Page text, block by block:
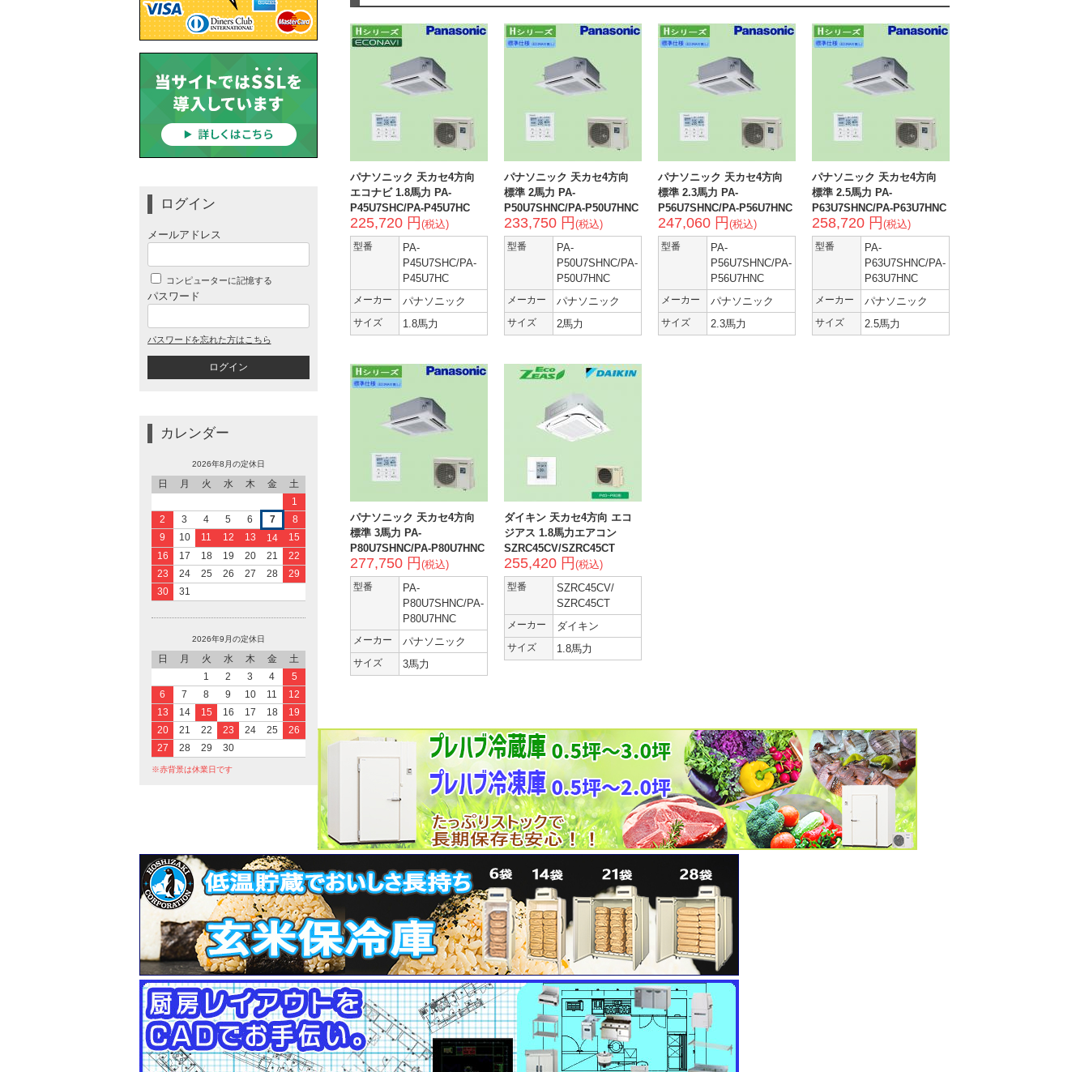
ログイン
メールアドレス
コンピューターに記憶する
パスワード
パスワードを忘れた方はこちら
カレンダー
2026年8月の定休日
日 月 火 水 木 金
土
1
2
3 4 5 6 7
8
9
10 11 12 13 14
15
16
17 18 19 20 21
22
23
24 25 26 27 28
29
30
31
2026年9月の定休日
日 月 火 水 木 金
土
1
2 3 4
5
6
7 8 9 10 11
12
13
14 15 16 17 18
19
20
21 22 23 24 25
26
27
28 29 30
※赤背景は休業日です
パナソニック 天カセ4方向
エコナビ 1.8馬力 PA-
P45U7SHC/PA-P45U7HC
225,720 円 (税込)
型番
PA-
P45U7SHC/PA-
P45U7HC
メーカー パナソニック
サイズ 1.8馬力
パナソニック 天カセ4方向
標準 2馬力 PA-
P50U7SHNC/PA-P50U7HNC
233,750 円 (税込)
型番
PA-
P50U7SHNC/PA-
P50U7HNC
メーカー パナソニック
サイズ 2馬力
パナソニック 天カセ4方向
標準 2.3馬力 PA-
P56U7SHNC/PA-P56U7HNC
247,060 円 (税込)
型番
PA-
P56U7SHNC/PA-
P56U7HNC
メーカー パナソニック
サイズ 2.3馬力
パナソニック 天カセ4方向
標準 2.5馬力 PA-
P63U7SHNC/PA-P63U7HNC
258,720 円 (税込)
型番
PA-
P63U7SHNC/PA-
P63U7HNC
メーカー パナソニック
サイズ 2.5馬力
パナソニック 天カセ4方向
標準 3馬力 PA-
P80U7SHNC/PA-P80U7HNC
277,750 円 (税込)
型番
PA-
P80U7SHNC/PA-
P80U7HNC
メーカー パナソニック
サイズ 3馬力
ダイキン 天カセ4方向 エコ
ジアス 1.8馬力エアコン
SZRC45CV/SZRC45CT
255,420 円 (税込)
型番
SZRC45CV/
SZRC45CT
メーカー ダイキン
サイズ 1.8馬力